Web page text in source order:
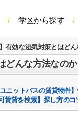
学区から探す
有効な湿気対策とはど
どんな方法なのか
ニットバスの賃貸物件
可賃貸を検索】探し方の